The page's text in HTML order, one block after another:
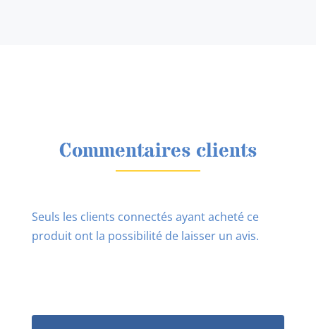
Commentaires clients
Seuls les clients connectés ayant acheté ce
produit ont la possibilité de laisser un avis.